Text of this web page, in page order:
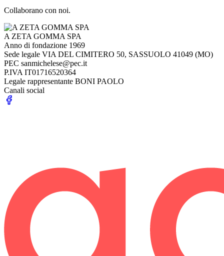
Collaborano con noi.
A ZETA GOMMA SPA
Anno di fondazione 1969
Sede legale VIA DEL CIMITERO 50, SASSUOLO 41049 (MO)
PEC sanmichelese@pec.it
P.IVA IT01716520364
Legale rappresentante BONI PAOLO
Canali social